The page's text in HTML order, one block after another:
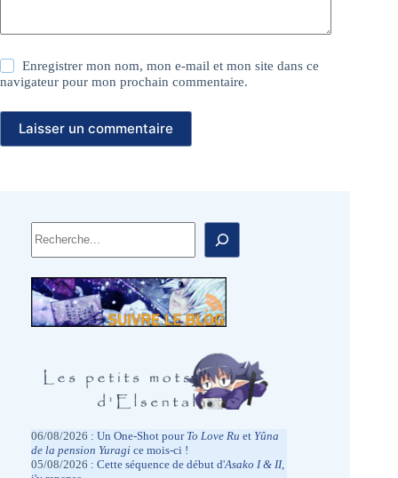
Enregistrer mon nom, mon e-mail et mon site dans ce
navigateur pour mon prochain commentaire.
Laisser un commentaire
06/08/2026 : Un One-Shot pour To Love Ru et Yûna
de la pension Yuragi ce mois-ci !
05/08/2026 : Cette séquence de début d'Asako I & II,